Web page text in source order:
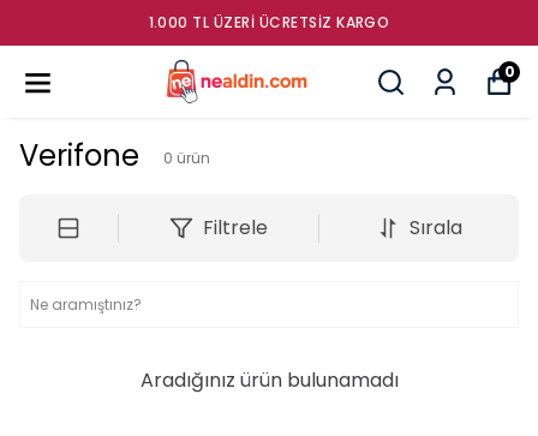
1.000 TL ÜZERI ÜCRETSIZ KARGO
0
Verifone 0 ürün
Filtrele Sırala
Aradığınız ürün bulunamadı